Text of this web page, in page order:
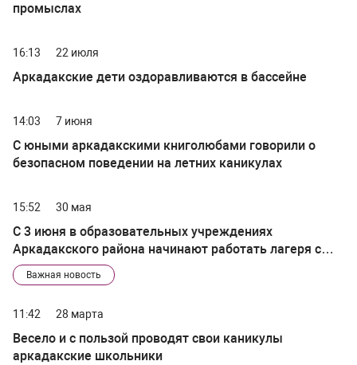
промыслах
16:13 22 июля
Аркадакские дети оздоравливаются в бассейне
14:03 7 июня
С юными аркадакскими книголюбами говорили о
безопасном поведении на летних каникулах
15:52 30 мая
С 3 июня в образовательных учреждениях
Аркадакского района начинают работать лагеря с
дневным пребыванием детей
Важная новость
11:42 28 марта
Весело и с пользой проводят свои каникулы
аркадакские школьники